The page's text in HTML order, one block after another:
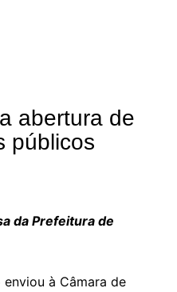
abertura de
públicos
da Prefeitura de
à Câmara de